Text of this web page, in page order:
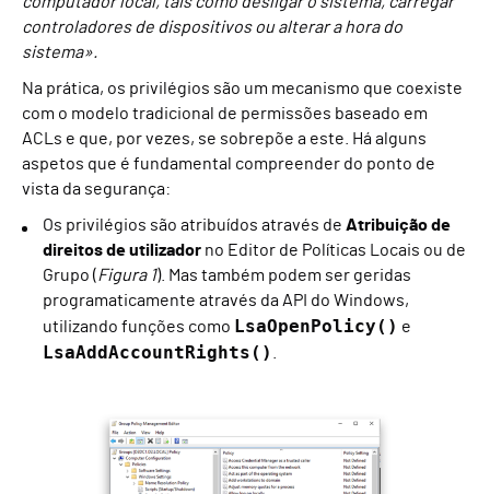
controladores de dispositivos ou alterar a hora do
sistema».
Na prática, os privilégios são um mecanismo que coexiste
com o modelo tradicional de permissões baseado em
ACLs e que, por vezes, se sobrepõe a este. Há alguns
aspetos que é fundamental compreender do ponto de
vista da segurança:
Os privilégios são atribuídos através de Atribuição de
direitos de utilizador no Editor de Políticas Locais ou de
Grupo (Figura 1). Mas também podem ser geridas
programaticamente através da API do Windows,
utilizando funções como LsaOpenPolicy() e
LsaAddAccountRights()